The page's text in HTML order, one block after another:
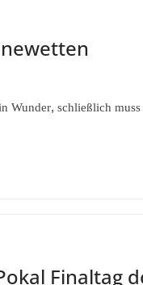
schließlich
Finaltag